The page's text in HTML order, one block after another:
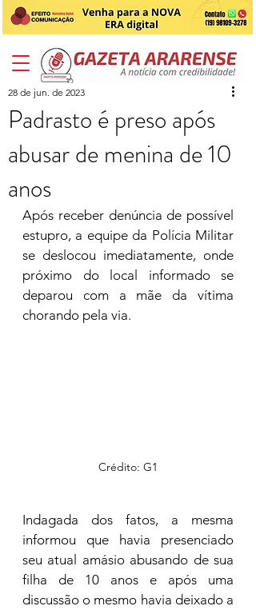
Padrasto é preso após
abusar de menina de 10
anos
28 de jun. de 2023
Após receber denúncia de possível
estupro, a equipe da Polícia Militar
se deslocou imediatamente, onde
próximo do local informado se
deparou com a mãe da vítima
chorando pela via.
Crédito: G1
Indagada dos fatos, a mesma
informou que havia presenciado
seu atual amásio abusando de sua
filha de 10 anos e após uma
discussão o mesmo havia deixado a